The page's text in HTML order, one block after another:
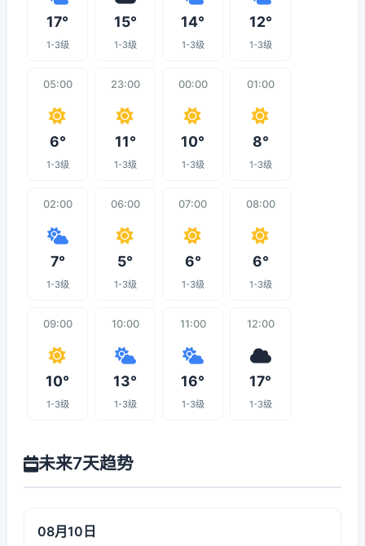
17°
1-3级
15°
1-3级
14°
1-3级
12°
1-3级
05:00
6°
1-3级
23:00
11°
1-3级
00:00
10°
1-3级
01:00
8°
1-3级
02:00
7°
1-3级
06:00
5°
1-3级
07:00
6°
1-3级
08:00
6°
1-3级
09:00
10°
1-3级
10:00
13°
1-3级
11:00
16°
1-3级
12:00
17°
1-3级
未来7天趋势
08月10日